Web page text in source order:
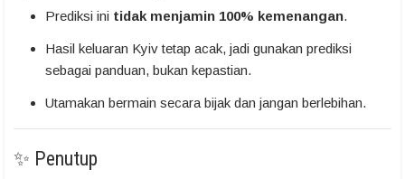
Prediksi ini tidak menjamin 100% kemenangan.
Hasil keluaran Kyiv tetap acak, jadi gunakan prediksi
sebagai panduan, bukan kepastian.
Utamakan bermain secara bijak dan jangan berlebihan.
✨ Penutup